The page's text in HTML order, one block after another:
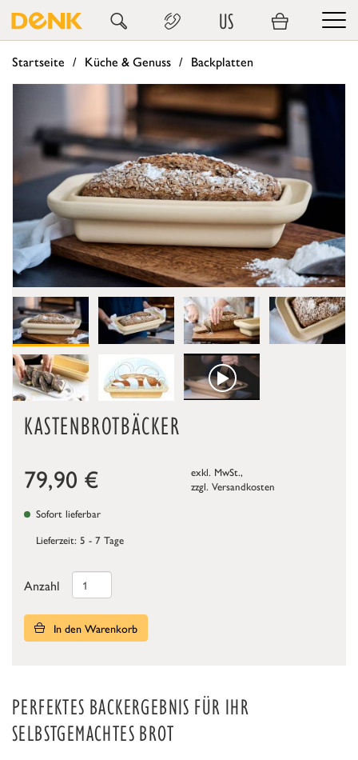
US
Startseite Küche & Genuss Backplatten
KASTENBROTBÄCKER
79,90 €
exkl. MwSt.,
zzgl. Versandkosten
Sofort lieferbar
Lieferzeit: 5 - 7 Tage
Anzahl
In den Warenkorb
PERFEKTES BACKERGEBNIS FÜR IHR
SELBSTGEMACHTES BROT